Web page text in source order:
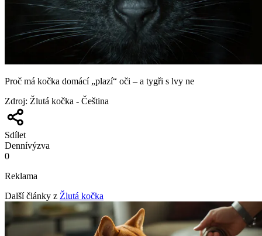
Proč má kočka domácí „plazí“ oči – a tygři s lvy ne
Zdroj: Žlutá kočka - Čeština
Sdílet
Dennívýzva
0
Reklama
Další články z Žlutá kočka